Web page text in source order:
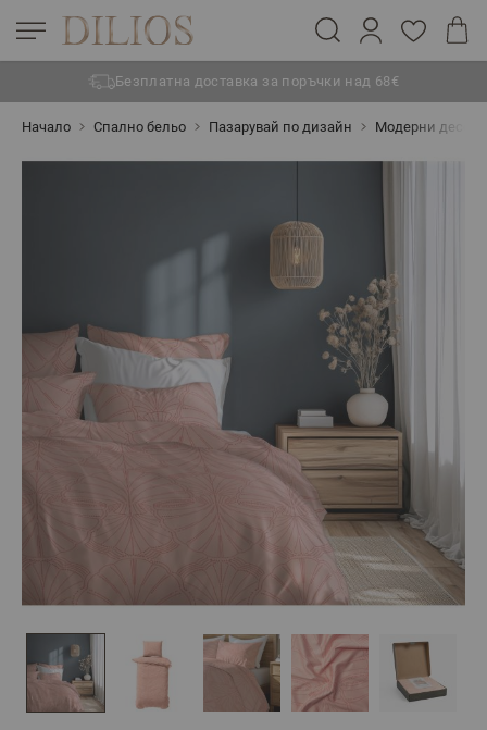
Безплатна доставка за поръчки над 68€
Начало Спално бельо Пазарувай по дизайн Модерни десени